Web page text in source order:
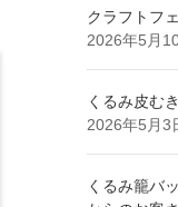
クラフトフ
2026年5月
くるみ皮む
2026年5月3
くるみ籠バ